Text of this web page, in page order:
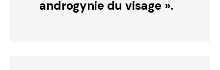
androgynie du visage ».